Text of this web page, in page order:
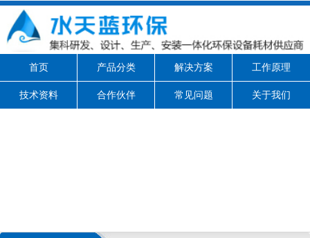
首页 产品分类 解决方案 工作原理
技术资料 合作伙伴 常见问题 关于我们